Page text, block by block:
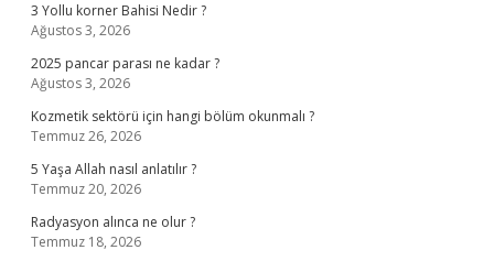
3 Yollu korner Bahisi Nedir ?
Ağustos 3, 2026
2025 pancar parası ne kadar ?
Ağustos 3, 2026
Kozmetik sektörü için hangi bölüm okunmalı ?
Temmuz 26, 2026
5 Yaşa Allah nasıl anlatılır ?
Temmuz 20, 2026
Radyasyon alınca ne olur ?
Temmuz 18, 2026